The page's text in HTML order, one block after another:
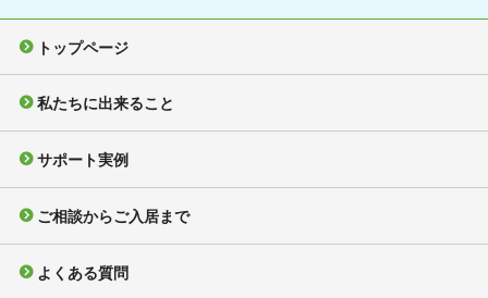
トップページ
私たちに出来ること
サポート実例
ご相談からご入居まで
よくある質問